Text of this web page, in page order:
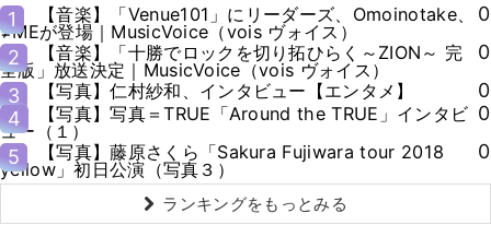
1
【音楽】「Venue101」にリーダーズ、Omoinotake、
≠MEが登場｜MusicVoice（vois ヴォイス）
0
2
【音楽】「十勝でロックを切り拓ひらく～ZION～ 完
全版」放送決定｜MusicVoice（vois ヴォイス）
0
3
【写真】仁村紗和、インタビュー【エンタメ】
0
4
【写真】写真＝TRUE「Around the TRUE」インタビ
ュー（１）
0
5
【写真】藤原さくら「Sakura Fujiwara tour 2018
yellow」初日公演（写真３）
0
ランキングをもっとみる